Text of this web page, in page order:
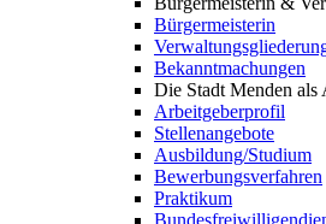
Bürgermeisterin
Bekanntmachungen
Die Stadt Menden als
Arbeitgeberprofil
Stellenangebote
Ausbildung/Studium
Bewerbungsverfahren
Praktikum